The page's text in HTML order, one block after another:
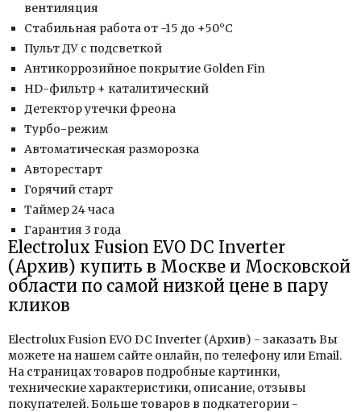
вентиляция
Стабильная работа от -15 до +50°C
Пульт ДУ с подсветкой
Антикоррозийное покрытие Golden Fin
HD-фильтр + каталитический
Детектор утечки фреона
Турбо-режим
Автоматическая разморозка
Авторестарт
Горячий старт
Таймер 24 часа
Гарантия 3 года
Electrolux Fusion EVO DC Inverter
(Архив) купить в Москве и Московской
области по самой низкой цене в пару
кликов
Electrolux Fusion EVO DC Inverter (Архив) - заказать Вы
можете на нашем сайте онлайн, по телефону или Email.
На страницах товаров подробные картинки,
технические характеристики, описание, отзывы
покупателей. Больше товаров в подкатегории -